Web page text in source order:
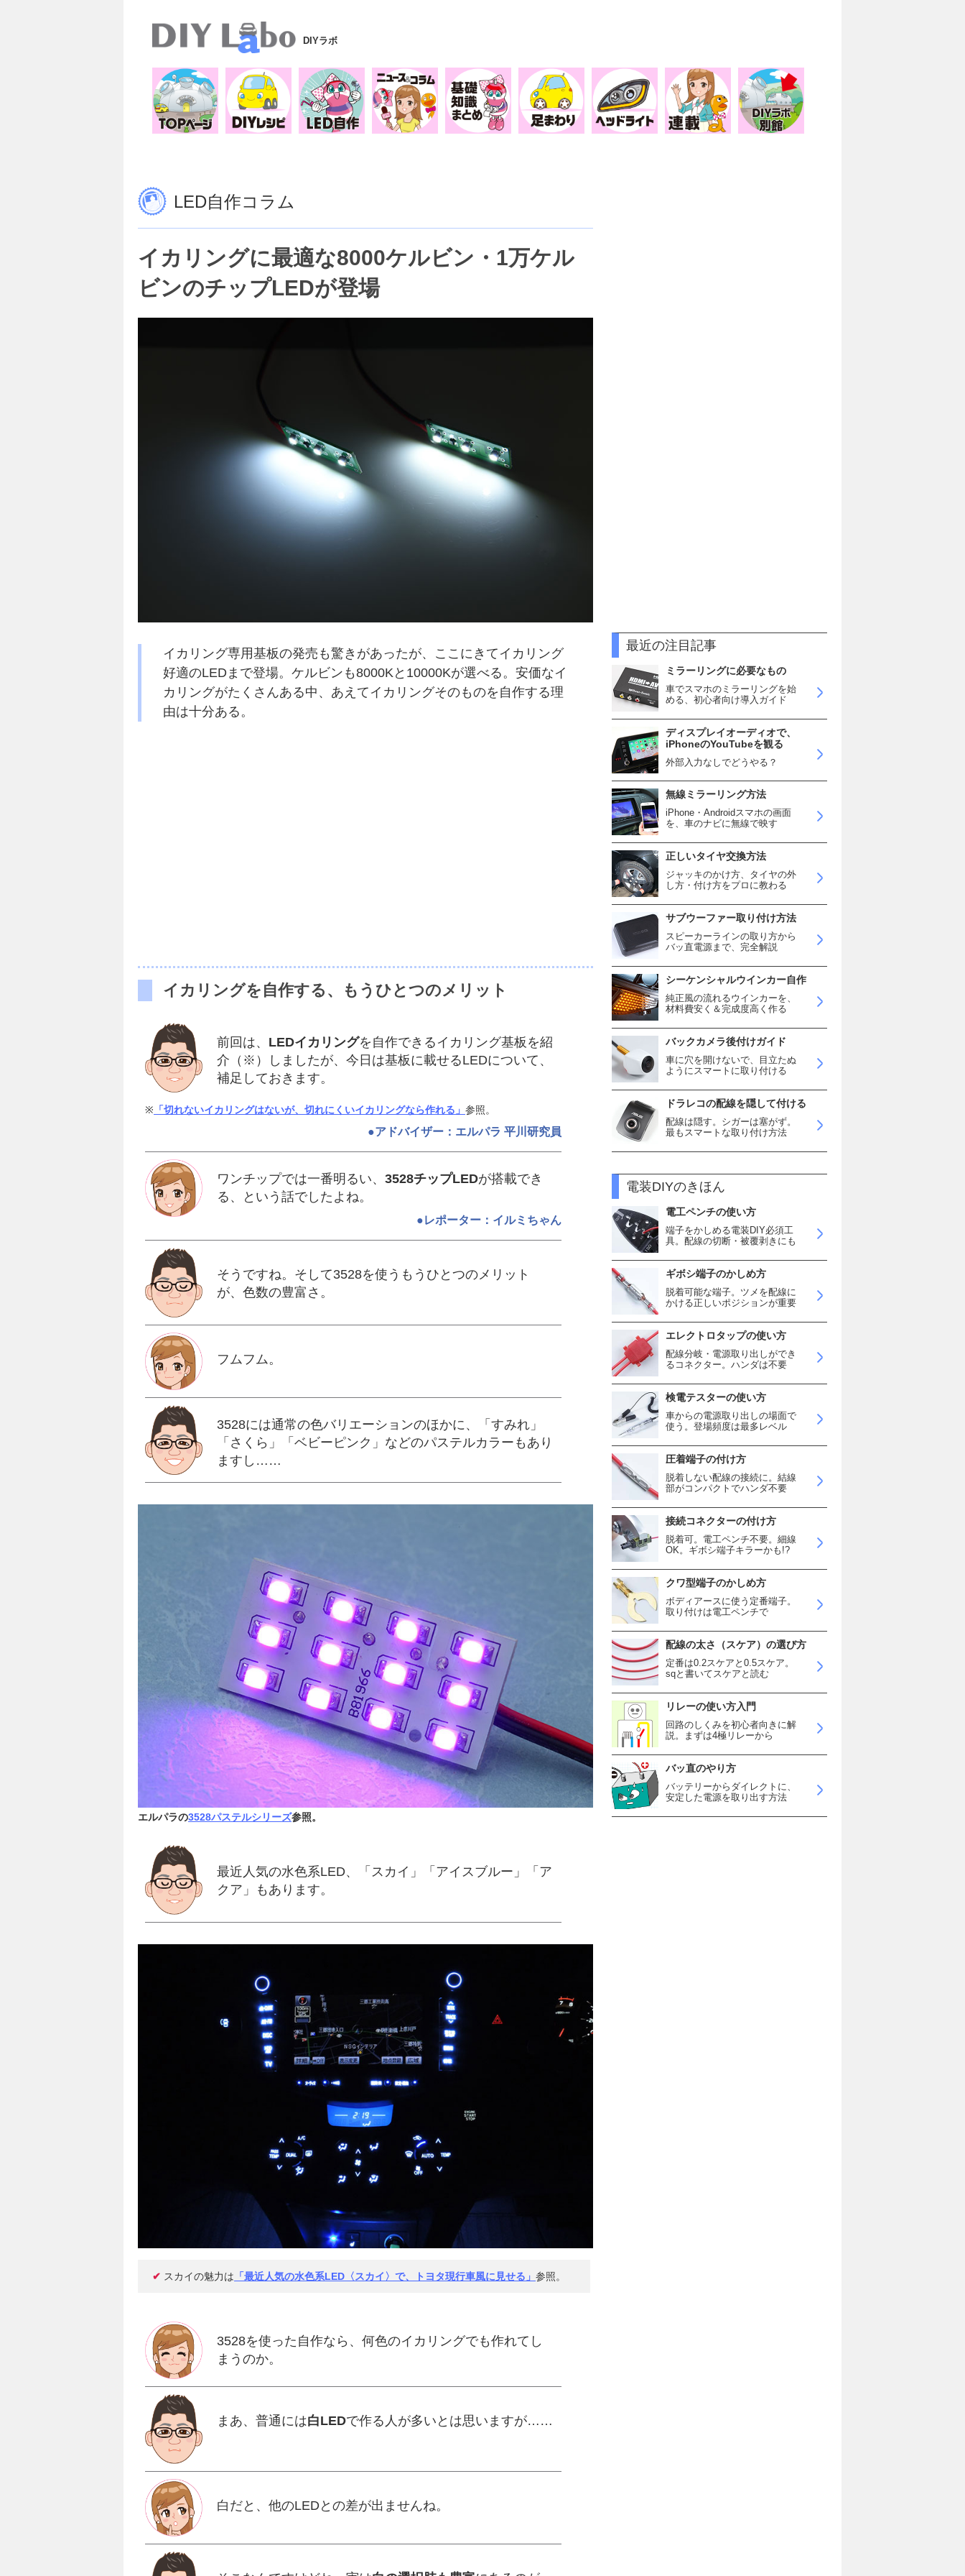
DIYラボ
LED自作コラム
イカリングに最適な8000ケルビン・1万ケル
ビンのチップLEDが登場
イカリング専用基板の発売も驚きがあったが、ここにきてイカリング
好適のLEDまで登場。ケルビンも8000Kと10000Kが選べる。安価なイ
カリングがたくさんある中、あえてイカリングそのものを自作する理
由は十分ある。
イカリングを自作する、もうひとつのメリット
前回は、 LEDイカリングを自作できるイカリング基板を紹
介（※）しましたが、今日は基板に載せるLEDについて、
補足しておきます。
※ 「切れないイカリングはないが、切れにくいイカリングなら作れる」 参照。
●アドバイザー：エルパラ 平川研究員
ワンチップでは一番明るい、 3528チップLEDが搭載でき
る、という話でしたよね。
●レポーター：イルミちゃん
そうですね。そして3528を使うもうひとつのメリット
が、色数の豊富さ。
フムフム。
3528には通常の色バリエーションのほかに、「すみれ」
「さくら」「ベビーピンク」などのパステルカラーもあり
ますし……
エルパラの3528パステルシリーズ参照。
最近人気の水色系LED、「スカイ」「アイスブルー」「ア
クア」もあります。
✔ スカイの魅力は 「最近人気の水色系LED〈スカイ〉で、トヨタ現行車風に見せる」 参照。
3528を使った自作なら、何色のイカリングでも作れてし
まうのか。
まあ、普通には白LEDで作る人が多いとは思いますが……
白だと、他のLEDとの差が出ませんね。
最近の注目記事
ミラーリングに必要なもの
車でスマホのミラーリングを始
める、初心者向け導入ガイド
ディスプレイオーディオで、
iPhoneのYouTubeを観る
外部入力なしでどうやる？
無線ミラーリング方法
iPhone・Androidスマホの画面
を、車のナビに無線で映す
正しいタイヤ交換方法
ジャッキのかけ方、タイヤの外
し方・付け方をプロに教わる
サブウーファー取り付け方法
スピーカーラインの取り方から
バッ直電源まで、完全解説
シーケンシャルウインカー自作
純正風の流れるウインカーを、
材料費安く＆完成度高く作る
バックカメラ後付けガイド
車に穴を開けないで、目立たぬ
ようにスマートに取り付ける
ドラレコの配線を隠して付ける
配線は隠す。シガーは塞がず。
最もスマートな取り付け方法
電装DIYのきほん
電工ペンチの使い方
端子をかしめる電装DIY必須工
具。配線の切断・被覆剥きにも
ギボシ端子のかしめ方
脱着可能な端子。ツメを配線に
かける正しいポジションが重要
エレクトロタップの使い方
配線分岐・電源取り出しができ
るコネクター。ハンダは不要
検電テスターの使い方
車からの電源取り出しの場面で
使う。登場頻度は最多レベル
圧着端子の付け方
脱着しない配線の接続に。結線
部がコンパクトでハンダ不要
接続コネクターの付け方
脱着可。電工ペンチ不要。細線
OK。ギボシ端子キラーかも!?
クワ型端子のかしめ方
ボディアースに使う定番端子。
取り付けは電工ペンチで
配線の太さ（スケア）の選び方
定番は0.2スケアと0.5スケア。
sqと書いてスケアと読む
リレーの使い方入門
回路のしくみを初心者向きに解
説。まずは4極リレーから
バッ直のやり方
バッテリーからダイレクトに、
安定した電源を取り出す方法